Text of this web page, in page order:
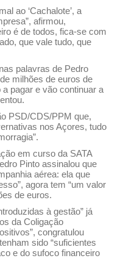
ao ‘Cachalote’, a
afirmou,
é de todos, fica-se com
que vale tudo, que
palavras de Pedro
milhões de euros de
pagar e vão continuar a
PSD/CDS/PPM que,
nos Açores, tudo
em curso da SATA
Pinto assinalou que
aérea: ela que
agora tem “um valor
de euros.
à gestão” já
da Coligação
congratulou
sido “suficientes
e do sufoco financeiro